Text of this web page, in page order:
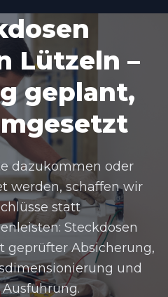
Lützeln –
geplant,
dazukommen oder
werden, schaffen wir
statt
Steckdosen
geprüfter Absicherung,
und